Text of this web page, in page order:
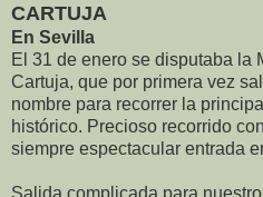
CARTUJA
En Sevilla
El 31 de enero se disputaba la
Cartuja, que por primera vez
nombre para recorrer la
histórico. Precioso recorrido
siempre espectacular entrada
Salida complicada para